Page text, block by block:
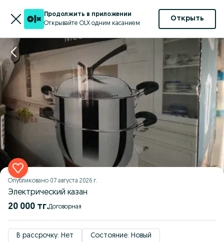
Продолжить в приложении
Открывайте OLX одним касанием
Открыть
Опубликовано 07 августа 2026 г.
Электрический казан
20 000 тг. Договорная
В рассрочку: Нет Состояние: Новый